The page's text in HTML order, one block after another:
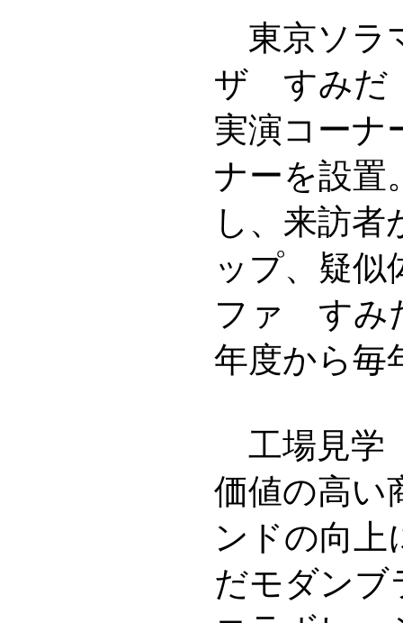
東京ソラ
ザ すみだ
実演コーナ
ナーを設置
し、来訪
ップ、疑似
ファ すみ
年度から毎
工場見学
価値の高い
ンドの向上
だモダンブ